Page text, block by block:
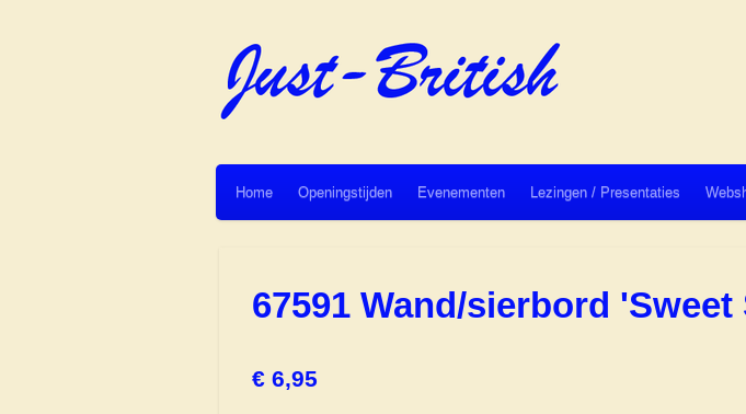
Home Openingstijden Evenementen Lezingen / Presentaties
67591 Wand/sierbord
€ 6,95